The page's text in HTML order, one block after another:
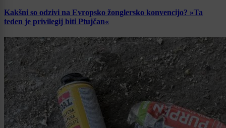
Kakšni so odzivi na Evropsko žonglersko konvencijo? »Ta
teden je privilegij biti Ptujčan«